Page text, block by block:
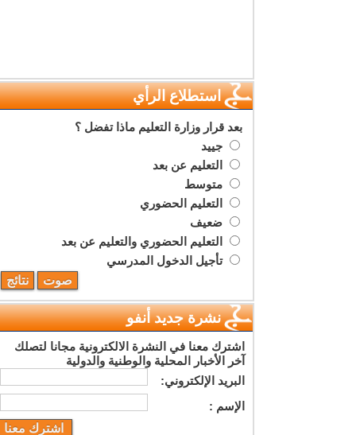
استطلاع الرأي
بعد قرار وزارة التعليم ماذا تفضل ؟
جييد
التعليم عن بعد
متوسط
التعليم الحضوري
ضعيف
التعليم الحضوري والتعليم عن بعد
تأجيل الدخول المدرسي
نشرة جديد أنفو
اشترك معنا في النشرة الالكترونية مجانا لتصلك
آخر الأخبار المحلية والوطنية والدولية
البريد اﻹلكتروني:
اﻹسم :